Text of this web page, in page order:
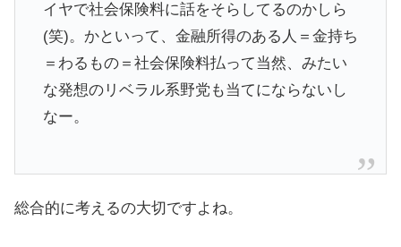
イヤで社会保険料に話をそらしてるのかしら
(笑)。かといって、金融所得のある人＝金持ち
＝わるもの＝社会保険料払って当然、みたい
な発想のリベラル系野党も当てにならないし
なー。
総合的に考えるの大切ですよね。